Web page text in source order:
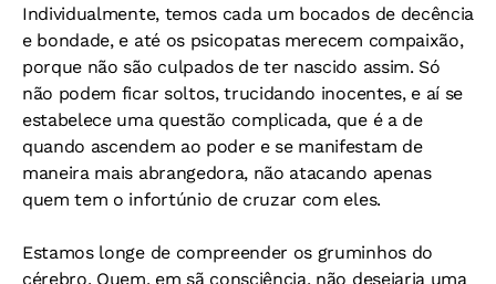
Individualmente, temos cada um bocados de decência
e bondade, e até os psicopatas merecem compaixão,
porque não são culpados de ter nascido assim. Só
não podem ficar soltos, trucidando inocentes, e aí se
estabelece uma questão complicada, que é a de
quando ascendem ao poder e se manifestam de
maneira mais abrangedora, não atacando apenas
quem tem o infortúnio de cruzar com eles.
Estamos longe de compreender os gruminhos do
cérebro. Quem, em sã consciência, não desejaria uma